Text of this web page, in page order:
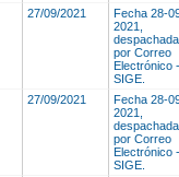
27/09/2021
Fecha 28-
2021,
despachada
por Correo
Electrónico -
SIGE.
27/09/2021
Fecha 28-
2021,
despachada
por Correo
Electrónico -
SIGE.